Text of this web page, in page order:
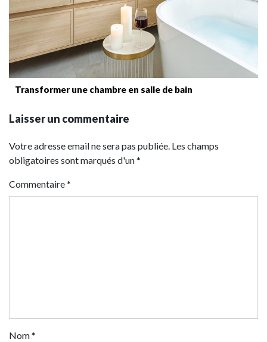
Transformer une chambre en salle de bain
Laisser un commentaire
Votre adresse email ne sera pas publiée. Les champs
obligatoires sont marqués d'un *
Commentaire*
Nom*